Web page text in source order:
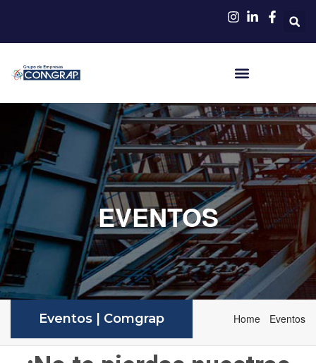
EVENTOS
Eventos | Comgrap Home Eventos